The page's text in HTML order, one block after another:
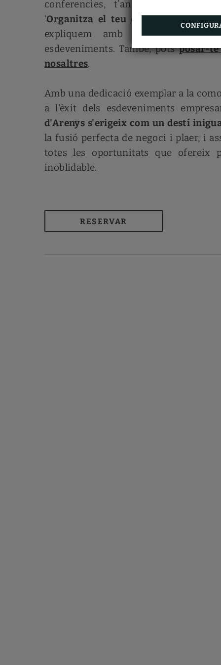
conferencies, t’animem a visitar
‘Organitza el teu esdeveniment a
expliquem amb més detall
esdeveniments. També, potsposar-
nosaltres.
Amb una dedicació exemplar a la
a l'èxit dels esdeveniments
d'Arenys s'erigeix com un destí
la fusió perfecta de negoci i plaer, i
totes les oportunitats que ofereix
inoblidable.
RESERVAR